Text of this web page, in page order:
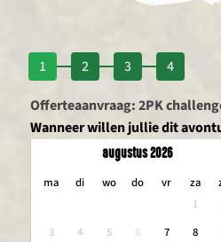
1 2 3
4
Offerteaanvraag: 2PK
Wanneer willen jullie dit
augustus 2026
maandag
ma dinsdag
di woensdag
wo donderdag
do vrijdag
vr za
1
3
4 5 6 7 8